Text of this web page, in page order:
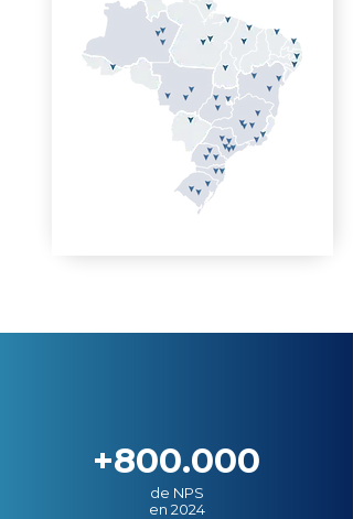
+800.000
de NPS
en 2024